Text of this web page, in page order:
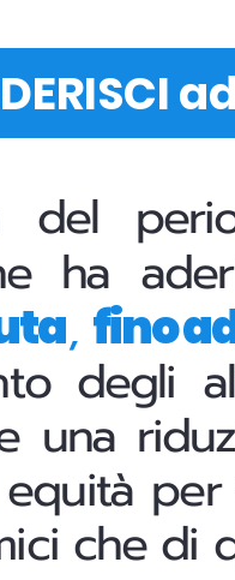
del
ha
, fino
degli
una
che di